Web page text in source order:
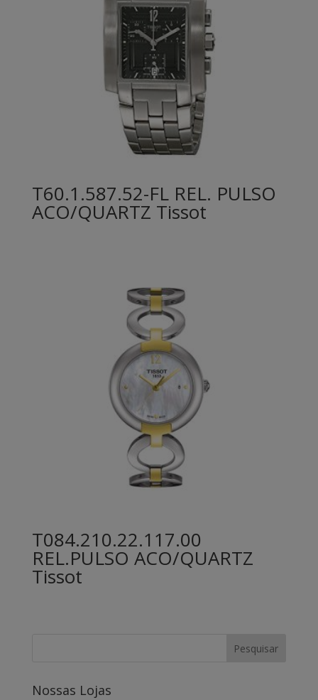
T60.1.587.52-FL REL. PULSO
ACO/QUARTZ Tissot
T084.210.22.117.00
REL.PULSO ACO/QUARTZ
Tissot
Nossas Lojas